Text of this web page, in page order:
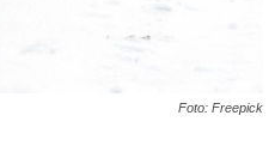
Foto: Freepick